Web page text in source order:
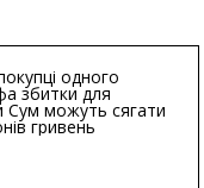
одного
збитки для
Сум можуть сягати
гривень